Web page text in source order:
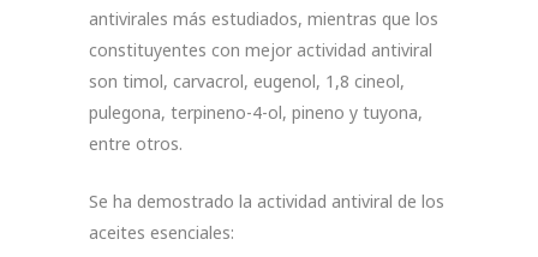
antivirales más estudiados, mientras que los
constituyentes con mejor actividad antiviral
son timol, carvacrol, eugenol, 1,8 cineol,
pulegona, terpineno-4-ol, pineno y tuyona,
entre otros.
Se ha demostrado la actividad antiviral de los
aceites esenciales: